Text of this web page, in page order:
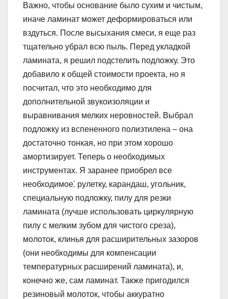
Важно, чтобы основание было сухим и чистым,
иначе ламинат может деформироваться или
вздуться. После высыхания смеси, я еще раз
тщательно убрал всю пыль. Перед укладкой
ламината, я решил подстелить подложку. Это
добавило к общей стоимости проекта, но я
посчитал, что это необходимо для
дополнительной звукоизоляции и
выравнивания мелких неровностей. Выбрал
подложку из вспененного полиэтилена – она
достаточно тонкая, но при этом хорошо
амортизирует. Теперь о необходимых
инструментах. Я заранее приобрел все
необходимое⁚ рулетку, карандаш, угольник,
специальную подложку, пилу для резки
ламината (лучше использовать циркулярную
пилу с мелким зубом для чистого среза),
молоток, клинья для расширительных зазоров
(они необходимы для компенсации
температурных расширений ламината), и,
конечно же, сам ламинат. Также пригодился
резиновый молоток, чтобы аккуратно